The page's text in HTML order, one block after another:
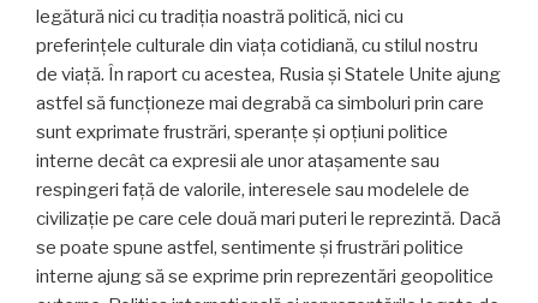
legătură nici cu tradiția noastră politică, nici cu
preferințele culturale din viața cotidiană, cu stilul nostru
de viață. În raport cu acestea, Rusia și Statele Unite ajung
astfel să funcționeze mai degrabă ca simboluri prin care
sunt exprimate frustrări, speranțe și opțiuni politice
interne decât ca expresii ale unor atașamente sau
respingeri față de valorile, interesele sau modelele de
civilizație pe care cele două mari puteri le reprezintă. Dacă
se poate spune astfel, sentimente și frustrări politice
interne ajung să se exprime prin reprezentări geopolitice